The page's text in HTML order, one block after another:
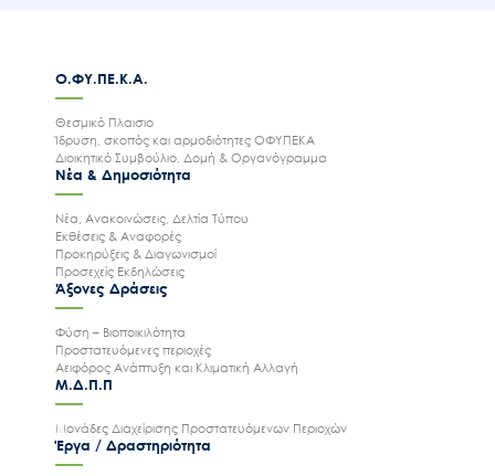
Ο.ΦΥ.ΠΕ.Κ.Α.
Θεσμικό Πλαισιο
Ίδρυση, σκοπός και αρμοδιότητες ΟΦΥΠΕΚΑ
Διοικητικό Συμβούλιο, Δομή & Οργανόγραμμα
Νέα & Δημοσιότητα
Νέα, Ανακοινώσεις, Δελτία Τύπου
Εκθέσεις & Αναφορές
Προκηρύξεις & Διαγωνισμοί
Προσεχείς Εκδηλώσεις
Άξονες Δράσεις
Φύση – Βιοποικιλότητα
Προστατευόμενες περιοχές
Αειφόρος Ανάπτυξη και Κλιματική Αλλαγή
Μ.Δ.Π.Π
Μονάδες Διαχείρισης Προστατευόμενων Περιοχών
Έργα / Δραστηριότητα